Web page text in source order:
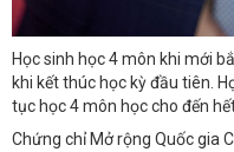
Học sinh học 4 môn khi mới
khi kết thúc học kỳ đầu tiên.
tục học 4 môn học cho đến
Chứng chỉ Mở rộng Quốc gia